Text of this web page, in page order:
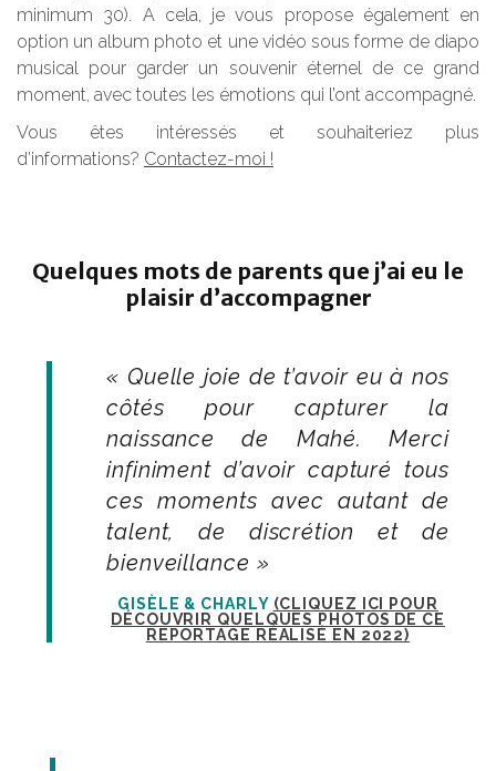
minimum 30). A cela, je vous propose également en
option un album photo et une vidéo sous forme de diapo
musical pour garder un souvenir éternel de ce grand
moment, avec toutes les émotions qui l’ont accompagné.
Vous êtes intéressés et souhaiteriez plus
d’informations? Contactez-moi !
Quelques mots de parents que j’ai eu le
plaisir d’accompagner
« Quelle joie de t’avoir eu à nos
côtés pour capturer la
naissance de Mahé. Merci
infiniment d’avoir capturé tous
ces moments avec autant de
talent, de discrétion et de
bienveillance »
GISÈLE & CHARLY (CLIQUEZ ICI POUR
DÉCOUVRIR QUELQUES PHOTOS DE CE
REPORTAGE RÉALISÉ EN 2022)